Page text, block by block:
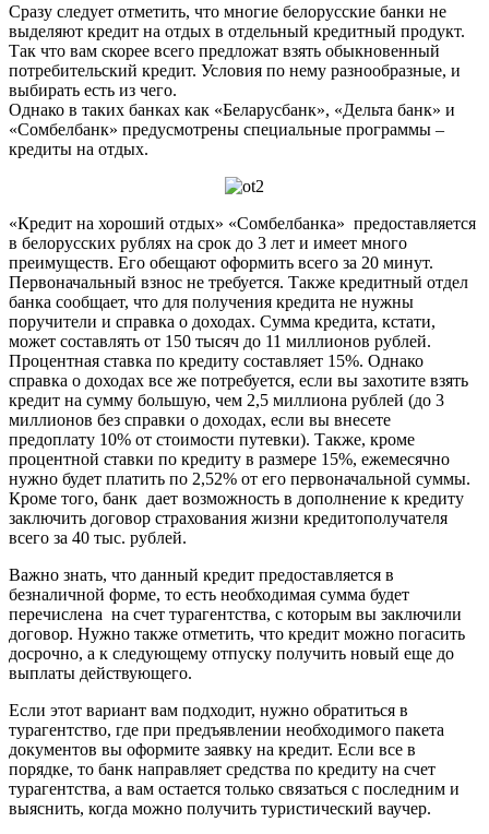
Сразу следует отметить, что многие белорусские банки не
выделяют кредит на отдых в отдельный кредитный продукт.
Так что вам скорее всего предложат взять обыкновенный
потребительский кредит. Условия по нему разнообразные, и
выбирать есть из чего.
Однако в таких банках как «Беларусбанк», «Дельта банк» и
«Сомбелбанк» предусмотрены специальные программы –
кредиты на отдых.
«Кредит на хороший отдых» «Сомбелбанка» предоставляется
в белорусских рублях на срок до 3 лет и имеет много
преимуществ. Его обещают оформить всего за 20 минут.
Первоначальный взнос не требуется. Также кредитный отдел
банка сообщает, что для получения кредита не нужны
поручители и справка о доходах. Сумма кредита, кстати,
может составлять от 150 тысяч до 11 миллионов рублей.
Процентная ставка по кредиту составляет 15%. Однако
справка о доходах все же потребуется, если вы захотите взять
кредит на сумму большую, чем 2,5 миллиона рублей (до 3
миллионов без справки о доходах, если вы внесете
предоплату 10% от стоимости путевки). Также, кроме
процентной ставки по кредиту в размере 15%, ежемесячно
нужно будет платить по 2,52% от его первоначальной суммы.
Кроме того, банк дает возможность в дополнение к кредиту
заключить договор страхования жизни кредитополучателя
всего за 40 тыс. рублей.
Важно знать, что данный кредит предоставляется в
безналичной форме, то есть необходимая сумма будет
перечислена на счет турагентства, с которым вы заключили
договор. Нужно также отметить, что кредит можно погасить
досрочно, а к следующему отпуску получить новый еще до
выплаты действующего.
Если этот вариант вам подходит, нужно обратиться в
турагентство, где при предъявлении необходимого пакета
документов вы оформите заявку на кредит. Если все в
порядке, то банк направляет средства по кредиту на счет
турагентства, а вам остается только связаться с последним и
выяснить, когда можно получить туристический ваучер.